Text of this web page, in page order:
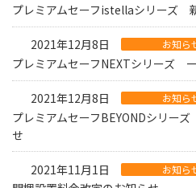
プレミアムセーフistellaシリーズ
2021年12月8日 お知ら
プレミアムセーフNEXTシリーズ
2021年12月8日 お知ら
プレミアムセーフBEYONDシリー
せ
2021年11月1日 お知ら